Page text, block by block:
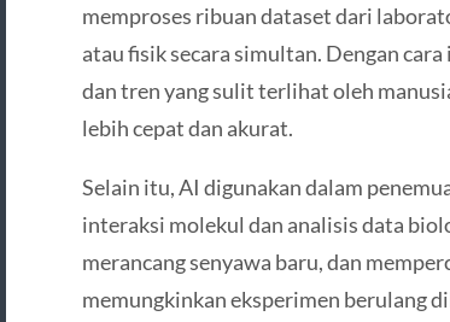
memproses ribuan dataset dari
atau fisik secara simultan. Dengan
dan tren yang sulit terlihat oleh
lebih cepat dan akurat.
Selain itu, AI digunakan dalam
interaksi molekul dan analisis data
merancang senyawa baru, dan
memungkinkan eksperimen berulang